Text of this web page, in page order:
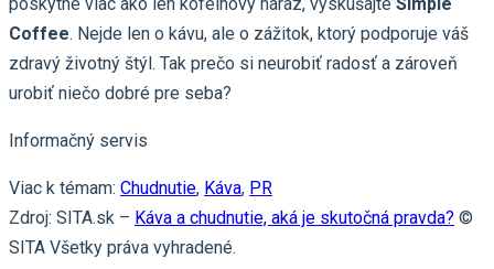
Coffee. Nejde len o kávu, ale o zážitok, ktorý podporuje váš
zdravý životný štýl. Tak prečo si neurobiť radosť a zároveň
urobiť niečo dobré pre seba?
Informačný servis
Viac k témam: Chudnutie, Káva, PR
Zdroj: SITA.sk – Káva a chudnutie, aká je skutočná pravda? ©
SITA Všetky práva vyhradené.